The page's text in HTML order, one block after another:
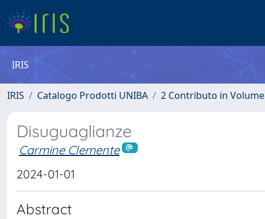
IRIS
IRIS Catalogo Prodotti UNIBA 2 Contributo in Volume
Disuguaglianze
Carmine Clemente
2024-01-01
Abstract